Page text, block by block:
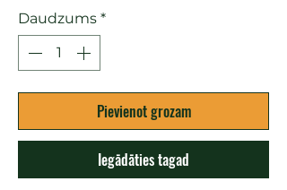
Daudzums *
Pievienot grozam
Iegādāties tagad